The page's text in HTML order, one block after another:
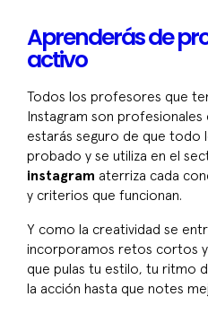
Aprenderás de
activo
Todos los profesores que
Instagram son
estarás seguro de que todo
probado y se utiliza en el
instagram aterriza cada
y criterios que funcionan.
Y como la creatividad se
incorporamos retos cortos
que pulas tu estilo, tu ritmo
la acción hasta que notes